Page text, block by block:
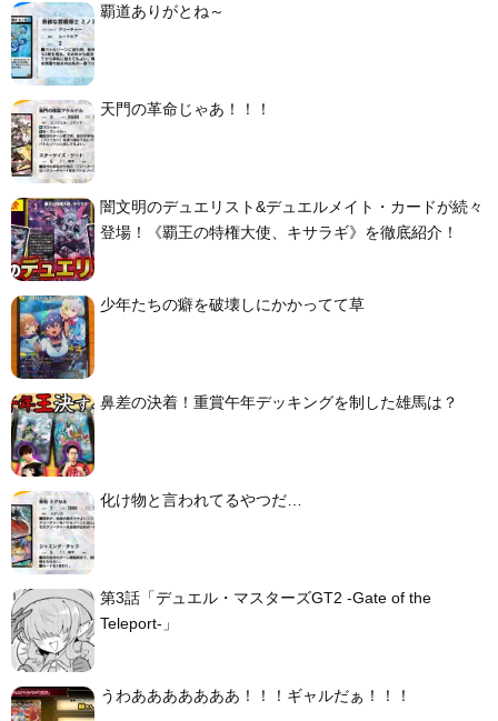
覇道ありがとね～
天門の革命じゃあ！！！
闇文明のデュエリスト&デュエルメイト・カードが続々
登場！《覇王の特権大使、キサラギ》を徹底紹介！
少年たちの癖を破壊しにかかってて草
鼻差の決着！重賞午年デッキングを制した雄馬は？
化け物と言われてるやつだ…
第3話「デュエル・マスターズGT2 -Gate of the
Teleport-」
うわあああああああ！！！ギャルだぁ！！！